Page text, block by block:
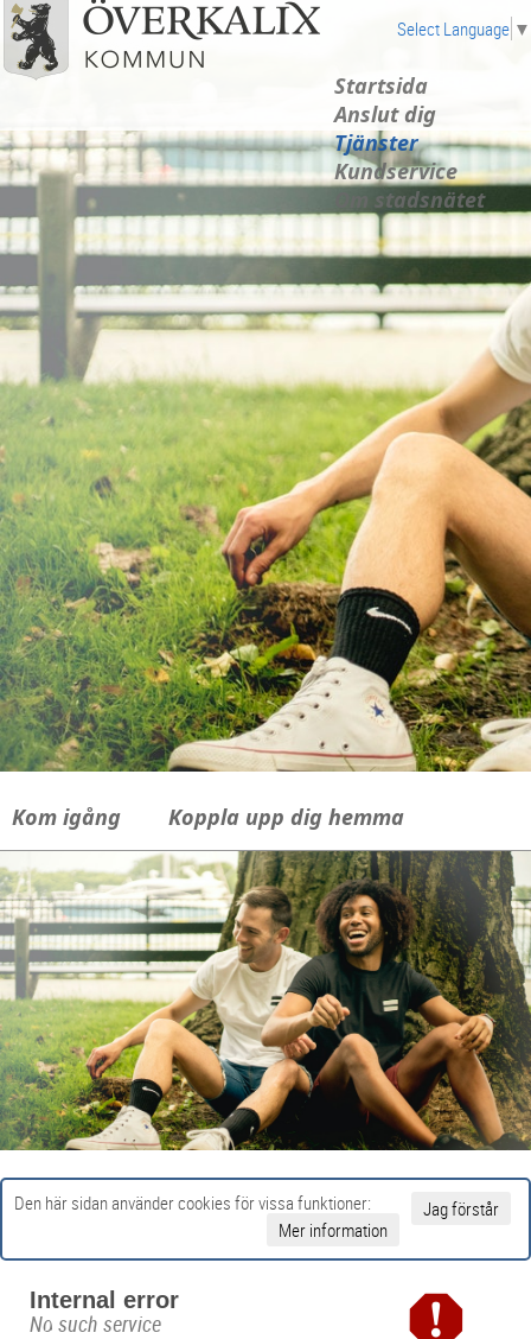
Startsida
Anslut dig
Tjänster
Kundservice
Om stadsnätet
Select Language ▼
Kom igång Koppla upp dig hemma
Den här sidan använder cookies för vissa funktioner:
Jag förstår
Mer information
Internal error
No such service